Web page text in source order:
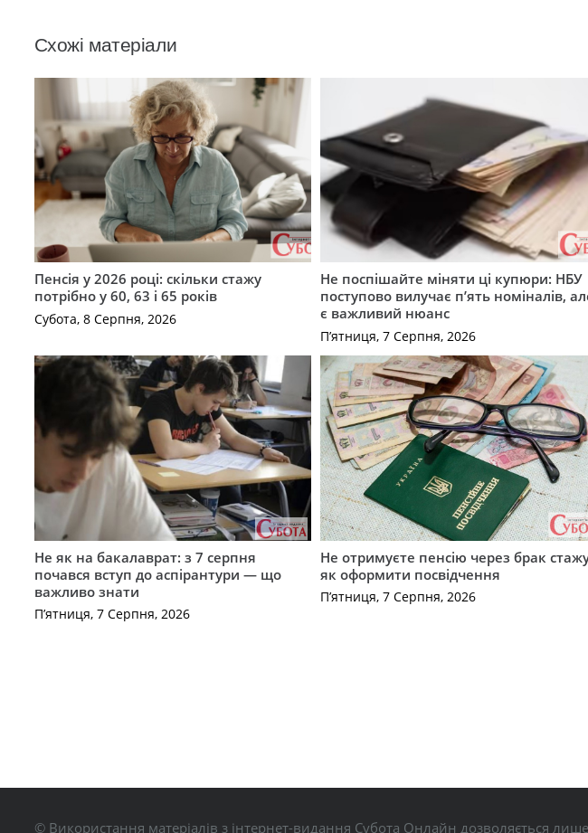
Схожі матеріали
Пенсія у 2026 році: скільки стажу
потрібно у 60, 63 і 65 років
Субота, 8 Серпня, 2026
Не поспішайте міняти ці купюри: НБУ
поступово вилучає п’ять номіналів,
є важливий нюанс
П’ятниця, 7 Серпня, 2026
Не як на бакалаврат: з 7 серпня
почався вступ до аспірантури — що
важливо знати
П’ятниця, 7 Серпня, 2026
Не отримуєте пенсію через брак
як оформити посвідчення
П’ятниця, 7 Серпня, 2026
© Використання матеріалів з інтернет-видання Субота Онлайн дозволяється